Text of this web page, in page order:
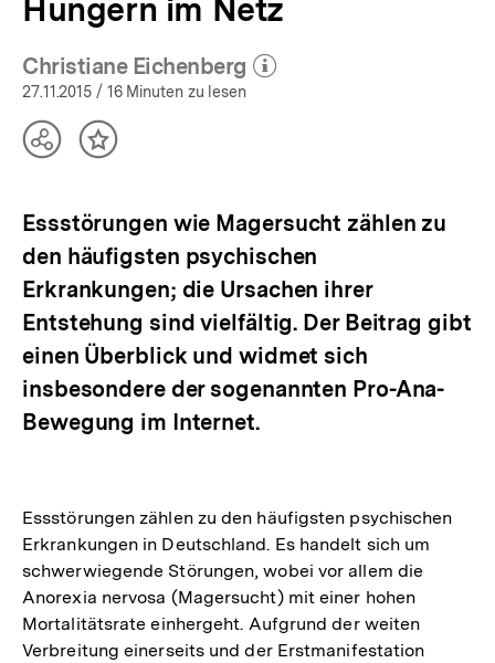
Hungern im Netz
Christiane Eichenberg
(Mehr zum Autor)
27.11.2015 / 16 Minuten zu lesen
TeilenInhalt
Essstörungen wie Magersucht zählen zu
den häufigsten psychischen
Erkrankungen; die Ursachen ihrer
Entstehung sind vielfältig. Der Beitrag gibt
einen Überblick und widmet sich
insbesondere der sogenannten Pro-Ana-
Bewegung im Internet.
Essstörungen zählen zu den häufigsten psychischen
Erkrankungen in Deutschland. Es handelt sich um
schwerwiegende Störungen, wobei vor allem die
Anorexia nervosa (Magersucht) mit einer hohen
Mortalitätsrate einhergeht. Aufgrund der weiten
Verbreitung einerseits und der Erstmanifestation